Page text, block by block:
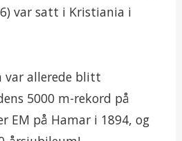
var satt i Kristiania i
var allerede blitt
5000 m-rekord på
EM på Hamar i 1894, og